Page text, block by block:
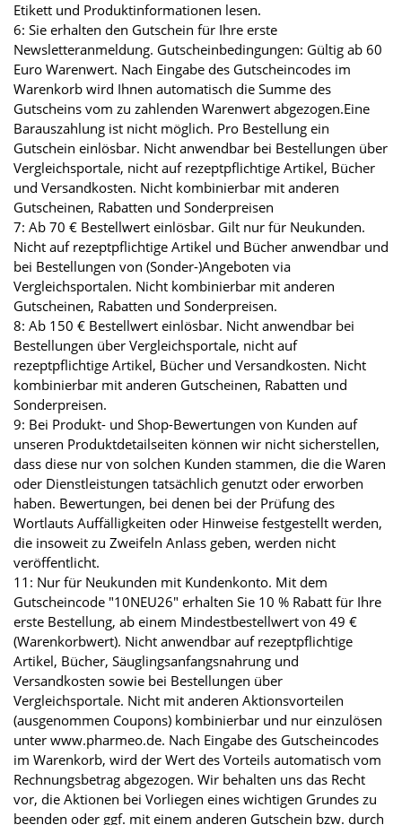
Etikett und Produktinformationen lesen.
6: Sie erhalten den Gutschein für Ihre erste
Newsletteranmeldung. Gutscheinbedingungen: Gültig ab 60
Euro Warenwert. Nach Eingabe des Gutscheincodes im
Warenkorb wird Ihnen automatisch die Summe des
Gutscheins vom zu zahlenden Warenwert abgezogen.Eine
Barauszahlung ist nicht möglich. Pro Bestellung ein
Gutschein einlösbar. Nicht anwendbar bei Bestellungen über
Vergleichsportale, nicht auf rezeptpflichtige Artikel, Bücher
und Versandkosten. Nicht kombinierbar mit anderen
Gutscheinen, Rabatten und Sonderpreisen
7: Ab 70 € Bestellwert einlösbar. Gilt nur für Neukunden.
Nicht auf rezeptpflichtige Artikel und Bücher anwendbar und
bei Bestellungen von (Sonder-)Angeboten via
Vergleichsportalen. Nicht kombinierbar mit anderen
Gutscheinen, Rabatten und Sonderpreisen.
8: Ab 150 € Bestellwert einlösbar. Nicht anwendbar bei
Bestellungen über Vergleichsportale, nicht auf
rezeptpflichtige Artikel, Bücher und Versandkosten. Nicht
kombinierbar mit anderen Gutscheinen, Rabatten und
Sonderpreisen.
9: Bei Produkt- und Shop-Bewertungen von Kunden auf
unseren Produktdetailseiten können wir nicht sicherstellen,
dass diese nur von solchen Kunden stammen, die die Waren
oder Dienstleistungen tatsächlich genutzt oder erworben
haben. Bewertungen, bei denen bei der Prüfung des
Wortlauts Auffälligkeiten oder Hinweise festgestellt werden,
die insoweit zu Zweifeln Anlass geben, werden nicht
veröffentlicht.
11: Nur für Neukunden mit Kundenkonto. Mit dem
Gutscheincode "10NEU26" erhalten Sie 10 % Rabatt für Ihre
erste Bestellung, ab einem Mindestbestellwert von 49 €
(Warenkorbwert). Nicht anwendbar auf rezeptpflichtige
Artikel, Bücher, Säuglingsanfangsnahrung und
Versandkosten sowie bei Bestellungen über
Vergleichsportale. Nicht mit anderen Aktionsvorteilen
(ausgenommen Coupons) kombinierbar und nur einzulösen
unter www.pharmeo.de. Nach Eingabe des Gutscheincodes
im Warenkorb, wird der Wert des Vorteils automatisch vom
Rechnungsbetrag abgezogen. Wir behalten uns das Recht
vor, die Aktionen bei Vorliegen eines wichtigen Grundes zu
beenden oder ggf. mit einem anderen Gutschein bzw. durch